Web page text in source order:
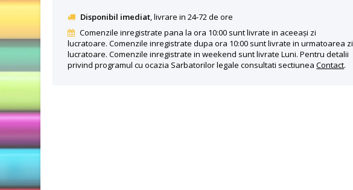
Disponibil imediat, livrare in 24-72 de ore
Comenzile inregistrate pana la ora 10:00 sunt livrate in aceeași zi
lucratoare. Comenzile inregistrate dupa ora 10:00 sunt livrate in urmatoarea zi
lucratoare. Comenzile inregistrate in weekend sunt livrate Luni. Pentru detalii
privind programul cu ocazia Sarbatorilor legale consultati sectiuneaContact.